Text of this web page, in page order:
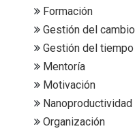
Formación
Gestión del cambio
Gestión del tiempo
Mentoría
Motivación
Nanoproductividad
Organización